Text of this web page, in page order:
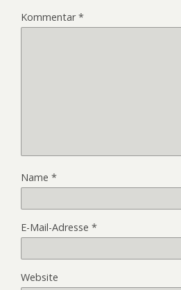
Kommentar*
Name *
E-Mail-Adresse *
Website